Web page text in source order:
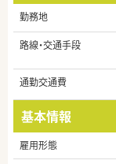
勤務地
路線・交通手段
通勤交通費
基本情報
雇用形態